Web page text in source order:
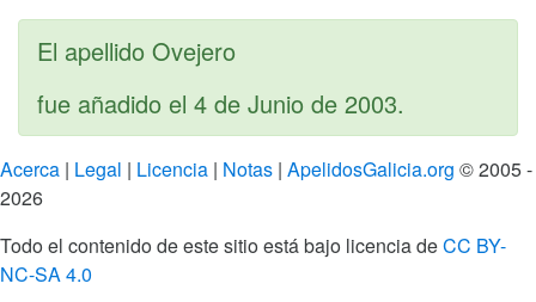
El apellido Ovejero
fue añadido el 4 de Junio de 2003.
Acerca | Legal | Licencia | Notas | ApelidosGalicia.org © 2005 -
2026
Todo el contenido de este sitio está bajo licencia deCC BY-
NC-SA 4.0